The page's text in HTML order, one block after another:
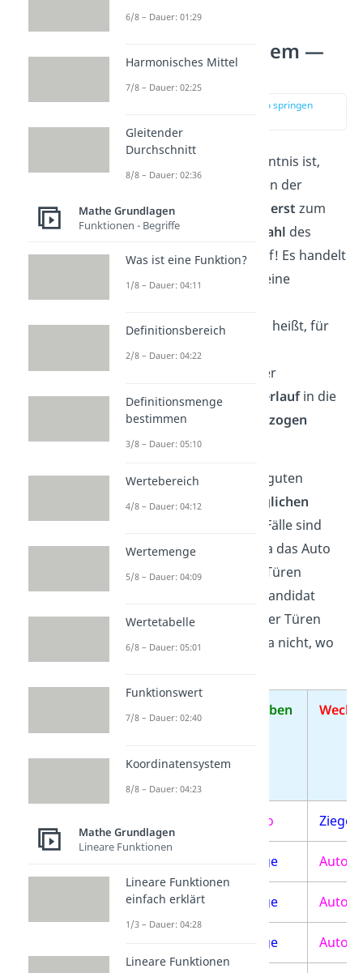
Das Ziegenproblem —
Lösung
zur Stelle im Video springen
Die entscheidende Erkenntnis ist,
dass man beim Berechnen der
Wahrscheinlichkeit
nicht erst zum
Zeitpunkt der
zweiten Wahl des
Kandidaten ansetzen darf! Es handelt
sich hierbei nämlich um eine
Wahrscheinlichkeit.
Das heißt, für
die Lösung des
Ziegenproblems muss der
vorangegangene Spielverlaufin die
Betrachtungen mit
einbezogen
werden.
Eine Tabelle bietet einen guten
Überblick über die
möglichen
. Alle diese Fälle sind
gleich wahrscheinlich
, da das Auto
zufällighinter einer der Türen
wird und der Kandidat
ebensozufällig
eine dieser Türen
auswählt. Denn er weiß ja nicht, wo
Auto
Tür
Bleiben
Auto Ziege
Ziege Auto
1 3 Ziege Auto
Ziege Auto
6/8 – Dauer: 01:29
Harmonisches Mittel
7/8 – Dauer: 02:25
Gleitender
Durchschnitt
8/8 – Dauer: 02:36
Mathe Grundlagen
Funktionen - Begriffe
Was ist eine Funktion?
1/8 – Dauer: 04:11
Definitionsbereich
2/8 – Dauer: 04:22
Definitionsmenge
bestimmen
3/8 – Dauer: 05:10
Wertebereich
4/8 – Dauer: 04:12
Wertemenge
5/8 – Dauer: 04:09
Wertetabelle
6/8 – Dauer: 05:01
Funktionswert
7/8 – Dauer: 02:40
Koordinatensystem
8/8 – Dauer: 04:23
Mathe Grundlagen
Lineare Funktionen
Lineare Funktionen
einfach erklärt
1/3 – Dauer: 04:28
Lineare Funktionen